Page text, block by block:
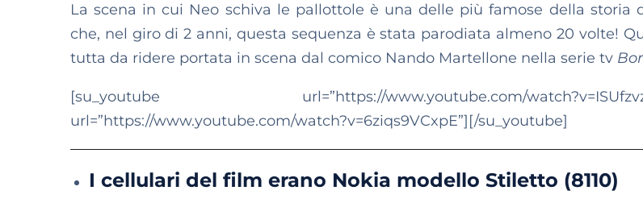
La scena in cui Neo schiva le pallottole è una delle più famose della storia
che, nel giro di 2 anni, questa sequenza è stata parodiata almeno 20 volte!
tutta da ridere portata in scena dal comico Nando Martellone nella serie tv
[su_youtube url=”https://www.youtube.com/
url=”https://www.youtube.com/watch?v=6ziqs9VCxpE”][/su_youtube]
I cellulari del film erano Nokia modello Stiletto (8110)